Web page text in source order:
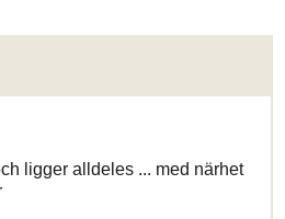
ligger alldeles ... med närhet